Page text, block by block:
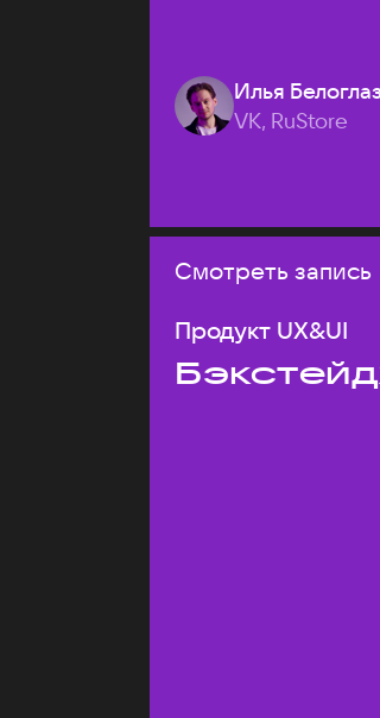
Илья
VK, RuStore
Смотреть запись
Продукт UX&UI